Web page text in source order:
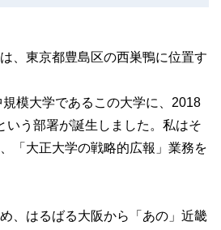
、東京都豊島区の西巣鴨に位置す
模大学であるこの大学に、2018
いう部署が誕生しました。私はそ
「大正大学の戦略的広報」業務を
、はるばる大阪から「あの」近畿